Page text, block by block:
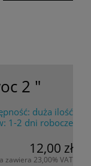
2 "
duża ilość
1-2 dni robocze
12,00 zł
zawiera 23,00% VAT